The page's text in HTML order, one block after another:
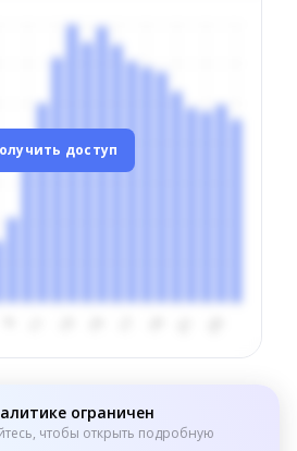
доступ
ограничен
чтобы открыть подробную